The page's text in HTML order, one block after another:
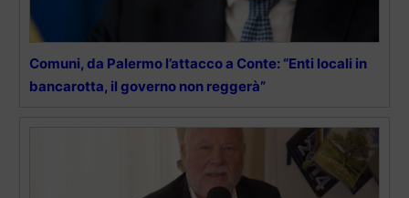
Comuni, da Palermo l’attacco a Conte: “Enti locali in
bancarotta, il governo non reggerà”